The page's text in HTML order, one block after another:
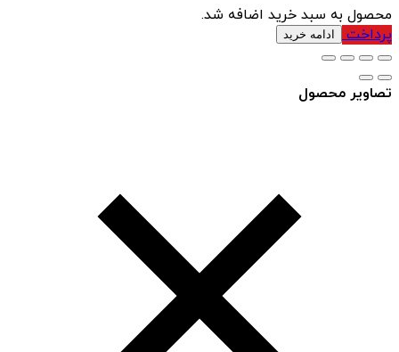
محصول به سبد خرید اضافه شد.
پرداخت ادامه خرید
تصاویر محصول